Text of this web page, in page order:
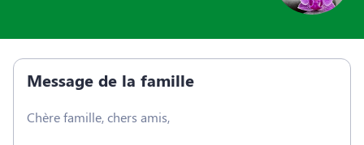
Message de la famille
Chère famille, chers amis,